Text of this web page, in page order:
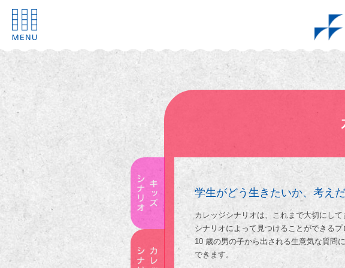
学生がどう生きたいか、考え
カレッジシナリオは、これまで大切にし
シナリオによって見つけることができるプ
10 歳の男の子から出される生意気な質問
できます。